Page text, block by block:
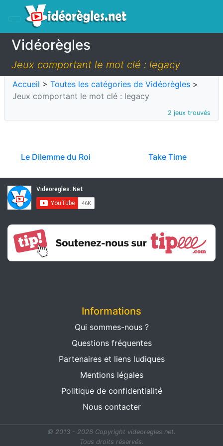
Vidéorègles
Jeux comportant le mot clé : legacy
Accueil > Toutes les catégories de Vidéorègles >
Jeux comportant le mot clé : legacy
2 jeux trouvés
Le Dilemme du Roi Take Time
Informations
Qui sommes-nous ?
Questions fréquentes
Partenaires et liens ludiques
Mentions légales
Politique de confidentialité
Nous contacter
© 2013 - 2026 Copyright videoregles.net.
Tous droits réservés.